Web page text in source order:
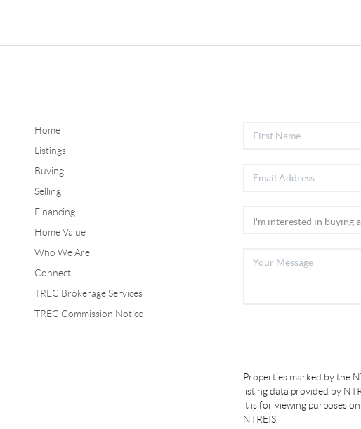
Home
Listings
Buying
Selling
Financing
Home Value
Who We Are
Connect
TREC Brokerage Services
TREC Commission Notice
Properties marked by the
listing data provided by
it is for viewing purposes
NTREIS.